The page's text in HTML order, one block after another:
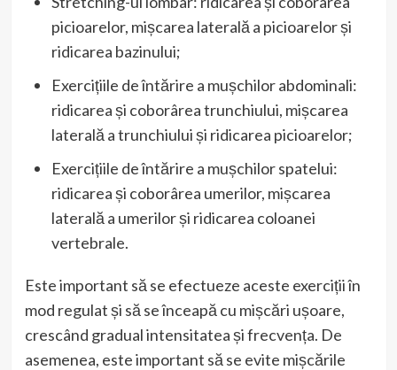
picioarelor, mișcarea laterală a picioarelor și
ridicarea bazinului;
Exercițiile de întărire a mușchilor abdominali:
ridicarea și coborârea trunchiului, mișcarea
laterală a trunchiului și ridicarea picioarelor;
Exercițiile de întărire a mușchilor spatelui:
ridicarea și coborârea umerilor, mișcarea
laterală a umerilor și ridicarea coloanei
vertebrale.
Este important să se efectueze aceste exerciții în
mod regulat și să se înceapă cu mișcări ușoare,
crescând gradual intensitatea și frecvența. De
asemenea, este important să se evite mișcările